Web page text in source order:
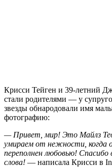
Крисси Тейген и 39-летний
стали родителями — у
звезды обнародовали имя
фотографию:
— Привет, мир! Это Майлз
умираем от нежности,
переполнен любовью! Спасибо
слова! — написала Крисси в